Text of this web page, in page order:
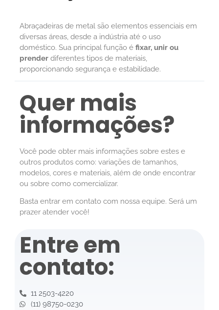
Abraçadeiras de metal são elementos essenciais em
diversas áreas, desde a indústria até o uso
doméstico. Sua principal função é fixar, unir ou
prender diferentes tipos de materiais,
proporcionando segurança e estabilidade.
Quer mais
informações?
Você pode obter mais informações sobre estes e
outros produtos como: variações de tamanhos,
modelos, cores e materiais, além de onde encontrar
ou sobre como comercializar.
Basta entrar em contato com nossa equipe. Será um
prazer atender você!
Entre em
contato:
11 2503-4220
(11) 98750-0230